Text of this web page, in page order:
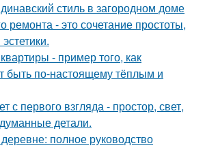
стиль в загородном доме
ремонта - это сочетание простоты,
- пример того, как
быть по-настоящему тёплым и
с первого взгляда - простор, свет,
детали.
полное руководство